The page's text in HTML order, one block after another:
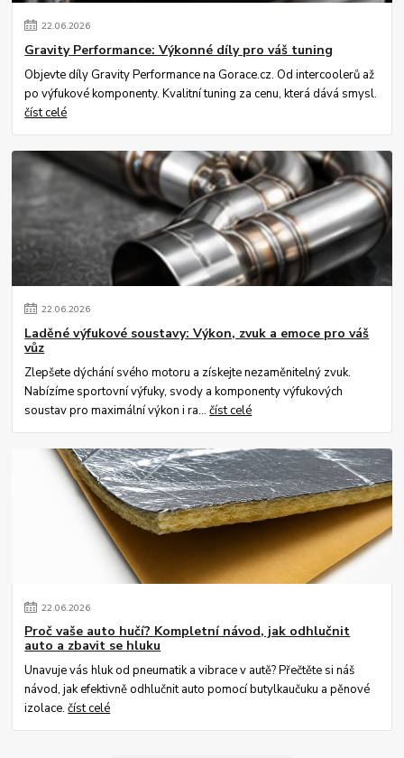
22.06.2026
Gravity Performance: Výkonné díly pro váš tuning
Objevte díly Gravity Performance na Gorace.cz. Od intercoolerů až
po výfukové komponenty. Kvalitní tuning za cenu, která dává smysl.
číst celé
22.06.2026
Laděné výfukové soustavy: Výkon, zvuk a emoce pro váš
vůz
Zlepšete dýchání svého motoru a získejte nezaměnitelný zvuk.
Nabízíme sportovní výfuky, svody a komponenty výfukových
soustav pro maximální výkon i ra...číst celé
22.06.2026
Proč vaše auto hučí? Kompletní návod, jak odhlučnit
auto a zbavit se hluku
Unavuje vás hluk od pneumatik a vibrace v autě? Přečtěte si náš
návod, jak efektivně odhlučnit auto pomocí butylkaučuku a pěnové
izolace.číst celé